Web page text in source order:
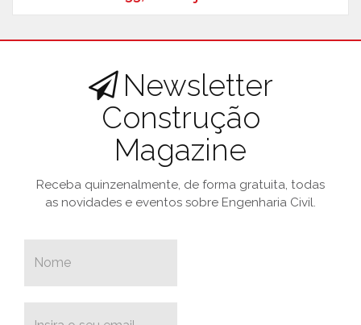
Newsletter
Construção
Magazine
Receba quinzenalmente, de forma gratuita, todas
as novidades e eventos sobre Engenharia Civil.